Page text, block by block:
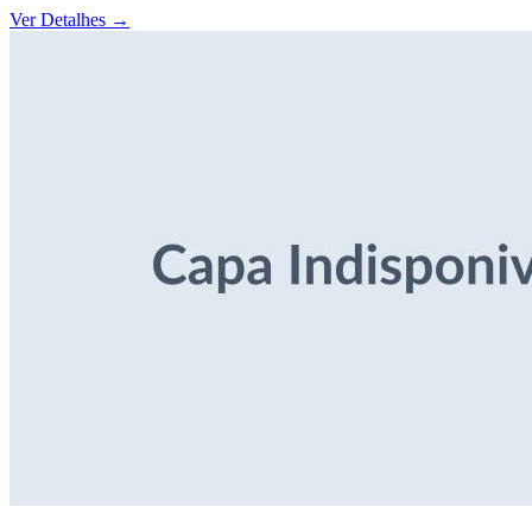
Ver Detalhes →